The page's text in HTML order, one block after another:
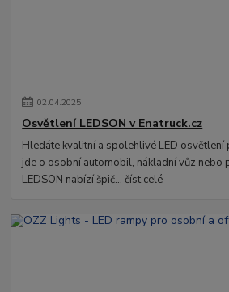
02.04.2025
Osvětlení LEDSON v Enatruck.cz
Hledáte kvalitní a spolehlivé LED
jde o osobní automobil, nákladní vůz nebo
LEDSON nabízí špič...číst celé